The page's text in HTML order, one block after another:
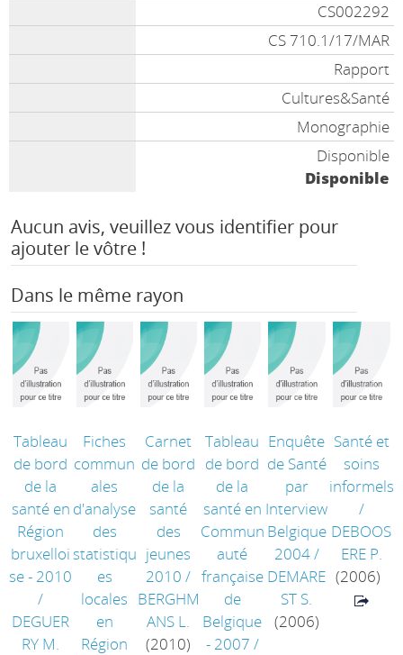
CS002292
CS 710.1/17/MAR
Rapport
Cultures&Santé
Monographie
Disponible
Disponible
Aucun avis, veuillez vous identifier pour
ajouter le vôtre !
Dans le même rayon
Tableau
de bord
de la
santé en
Région
bruxelloi
se - 2010
/
DEGUER
RY M.
Fiches
commun
ales
d'analyse
des
statistiqu
es
locales
en
Région
Carnet
de bord
de la
santé
des
jeunes
2010 /
BERGHM
ANS L.
(2010)
Tableau
de bord
de la
santé en
Commun
auté
française
de
Belgique
- 2007 /
Enquête
de Santé
par
Interview
Belgique
2004/
DEMARE
ST S.
(2006)
Santé et
soins
informels
/
DEBOOS
ERE P.
(2006)